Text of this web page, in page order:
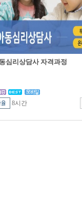
심리상담사 자격과정
8시간